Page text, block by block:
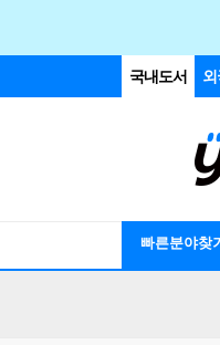
국내도서 외
빠른분야찾기